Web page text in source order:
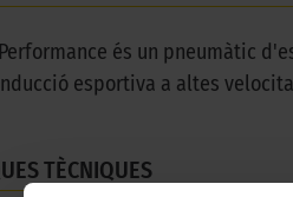
és un pneumàtic
esportiva a altes
TÈCNIQUES